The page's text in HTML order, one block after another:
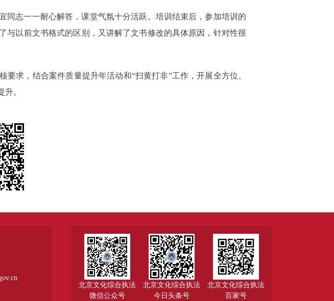
志一一耐心解答，课堂气氛十分活跃。培训结束后，参加培训的
与以前文书格式的区别，又讲解了文书修改的具体原因，针对性很
求，结合案件质量提升年活动和“扫黄打非”工作，开展全方位、
。
北京文化综合执法
微信公众号
北京文化综合执法
今日头条号
北京文化综合执法
百家号